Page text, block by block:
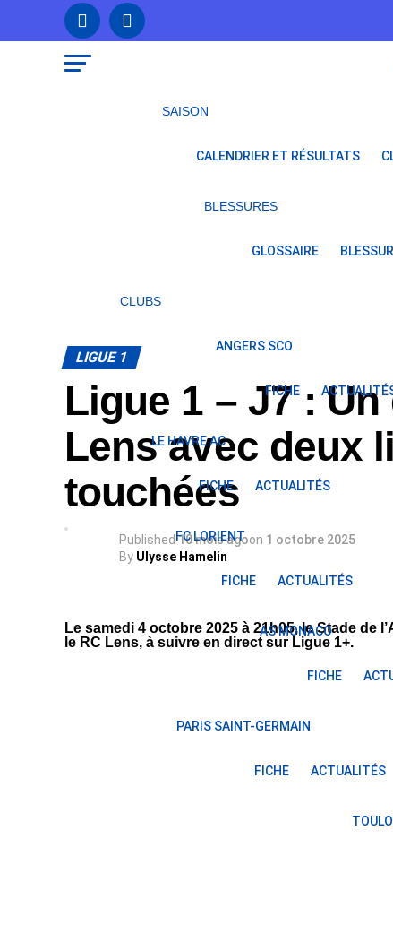
SAISON
CALENDRIER ET RÉSULTATS
BLESSURES
GLOSSAIRE
CLUBS
ANGERS SCO
FICHE
LE HAVRE AC
FICHE ACTUALITÉS
FC LORIENT
FICHE ACTUALITÉS
AS MONACO
FICHE
PARIS SAINT-GERMAIN
FICHE ACTUALITÉS
LIGUE 1
Ligue 1 – J7 :
Lens avec deux
touchées
Published 10 mois agoon 1 octobre 2025
By Ulysse Hamelin
Le samedi 4 octobre 2025 à 21h05, le Stade de
le RC Lens, à suivre en direct sur Ligue 1+.